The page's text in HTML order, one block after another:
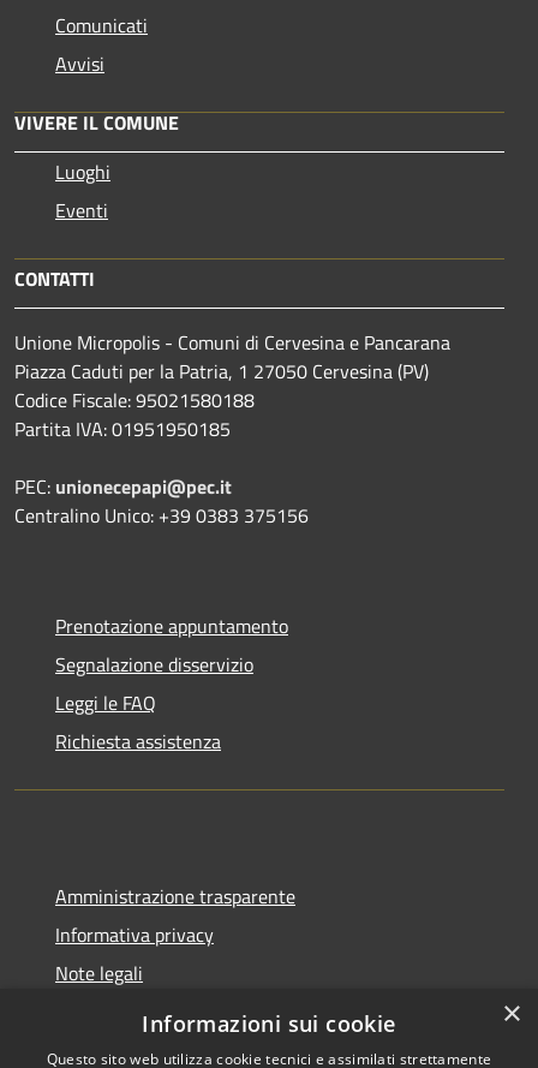
Comunicati
Avvisi
VIVERE IL COMUNE
Luoghi
Eventi
CONTATTI
Unione Micropolis - Comuni di Cervesina e Pancarana
Piazza Caduti per la Patria, 1 27050 Cervesina (PV)
Codice Fiscale: 95021580188
Partita IVA: 01951950185
PEC: unionecepapi@pec.it
Centralino Unico: +39 0383 375156
Prenotazione appuntamento
Segnalazione disservizio
Leggi le FAQ
Richiesta assistenza
Amministrazione trasparente
Informativa privacy
Note legali
Dichiarazione di accessibilità
×
Informazioni sui cookie
Questo sito web utilizza cookie tecnici e assimilati strettamente